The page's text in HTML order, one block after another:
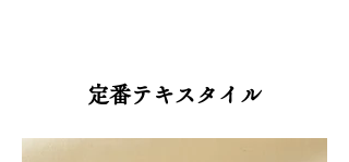
定番テキスタイル